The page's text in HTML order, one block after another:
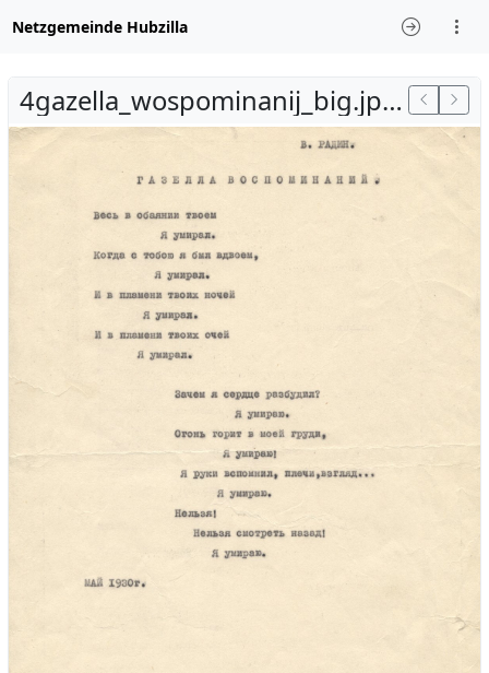
Netzgemeinde Hubzilla
4gazella_wospominanij_big.jpeg